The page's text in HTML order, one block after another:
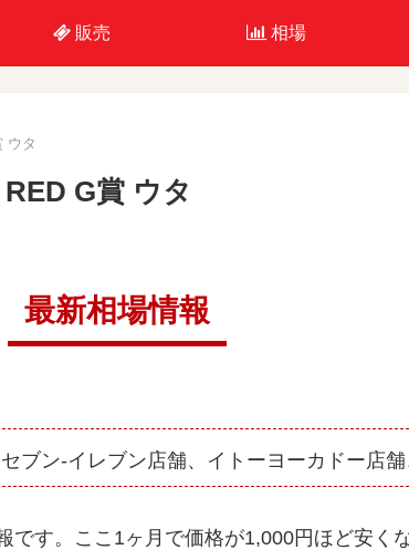
販売 相場
ウタ
G賞 ウタ
最新相場情報
セブン‐イレブン店舗、イトーヨーカドー店
す。ここ1ヶ月で価格が1,000円ほど安く